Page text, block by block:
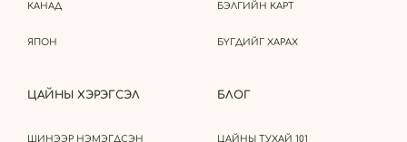
КАНАД
ЯПОН
БЭЛГИЙН КАРТ
БҮГДИЙГ ХАРАХ
ЦАЙНЫ ХЭРЭГСЭЛ
ШИНЭЭР НЭМЭГДСЭН
БЛОГ
ЦАЙНЫ ТУХАЙ 101